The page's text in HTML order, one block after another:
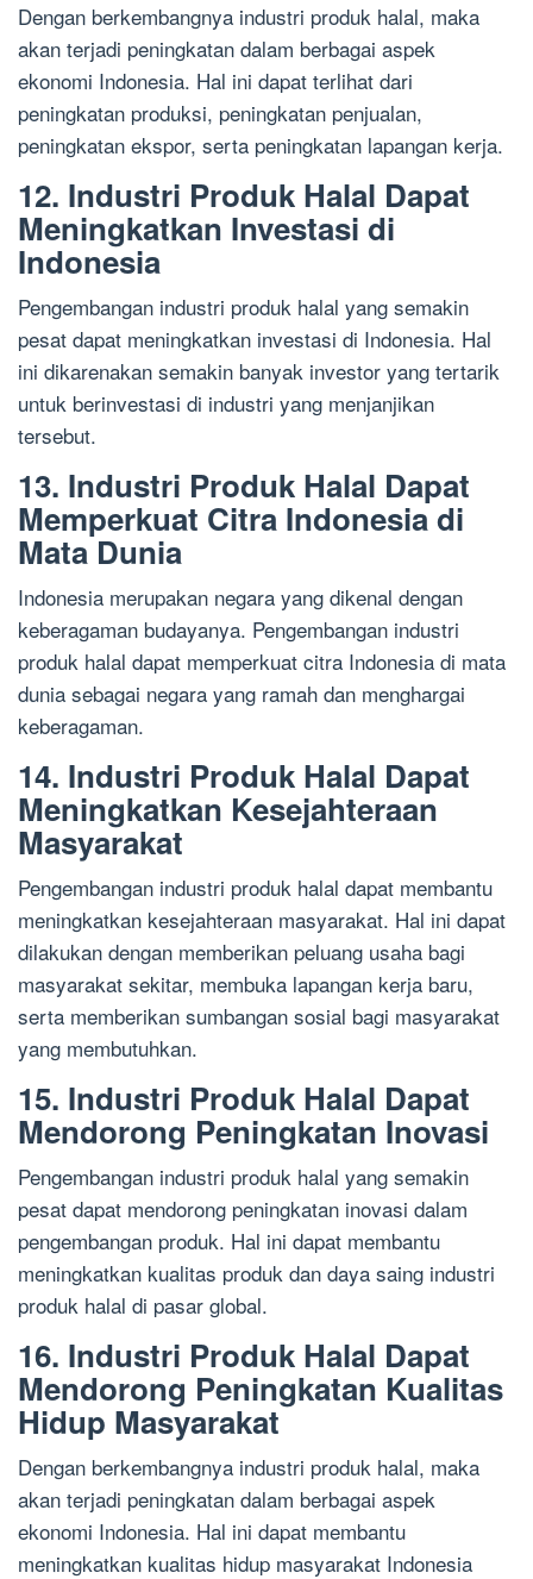
Dengan berkembangnya industri produk halal, maka
akan terjadi peningkatan dalam berbagai aspek
ekonomi Indonesia. Hal ini dapat terlihat dari
peningkatan produksi, peningkatan penjualan,
peningkatan ekspor, serta peningkatan lapangan kerja.
12. Industri Produk Halal Dapat
Meningkatkan Investasi di
Indonesia
Pengembangan industri produk halal yang semakin
pesat dapat meningkatkan investasi di Indonesia. Hal
ini dikarenakan semakin banyak investor yang tertarik
untuk berinvestasi di industri yang menjanjikan
tersebut.
13. Industri Produk Halal Dapat
Memperkuat Citra Indonesia di
Mata Dunia
Indonesia merupakan negara yang dikenal dengan
keberagaman budayanya. Pengembangan industri
produk halal dapat memperkuat citra Indonesia di mata
dunia sebagai negara yang ramah dan menghargai
keberagaman.
14. Industri Produk Halal Dapat
Meningkatkan Kesejahteraan
Masyarakat
Pengembangan industri produk halal dapat membantu
meningkatkan kesejahteraan masyarakat. Hal ini dapat
dilakukan dengan memberikan peluang usaha bagi
masyarakat sekitar, membuka lapangan kerja baru,
serta memberikan sumbangan sosial bagi masyarakat
yang membutuhkan.
15. Industri Produk Halal Dapat
Mendorong Peningkatan Inovasi
Pengembangan industri produk halal yang semakin
pesat dapat mendorong peningkatan inovasi dalam
pengembangan produk. Hal ini dapat membantu
meningkatkan kualitas produk dan daya saing industri
produk halal di pasar global.
16. Industri Produk Halal Dapat
Mendorong Peningkatan Kualitas
Hidup Masyarakat
Dengan berkembangnya industri produk halal, maka
akan terjadi peningkatan dalam berbagai aspek
ekonomi Indonesia. Hal ini dapat membantu
meningkatkan kualitas hidup masyarakat Indonesia